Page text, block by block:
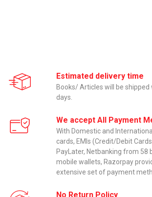
Estimated delivery time
Books/ Articles will be
days.
We accept All Payment
With Domestic and
cards, EMIs (Credit/Debit
PayLater, Netbanking from 58
mobile wallets, Razorpay
extensive set of payment
No Return Policy